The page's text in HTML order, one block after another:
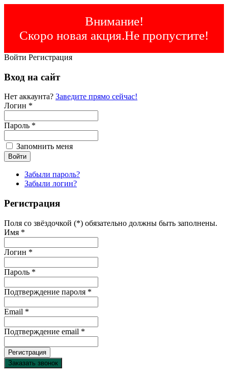
Внимание!
Скоро новая акция.Не пропустите!
Войти Регистрация
Вход на сайт
Нет аккаунта? Заведите прямо сейчас!
Логин *
Пароль *
Запомнить меня
Забыли пароль?
Забыли логин?
Регистрация
Поля со звёздочкой (*) обязательно должны быть заполнены.
Имя *
Логин *
Пароль *
Подтверждение пароля *
Email *
Подтверждение email *
Регистрация
Заказать звонок